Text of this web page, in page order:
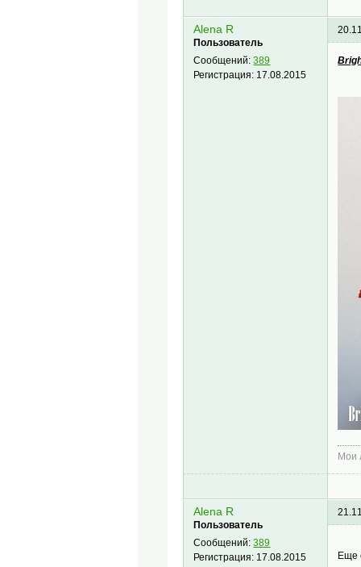
Alena R
Пользователь
Сообщений:389
Регистрация: 17.08.2015
Мои
Alena R
Пользователь
Сообщений:389
Регистрация: 17.08.2015 Еще